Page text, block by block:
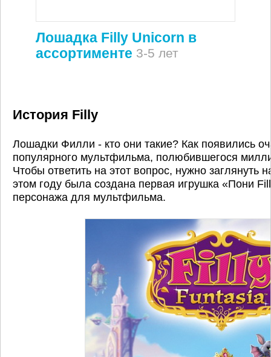
Лошадка Filly Unicorn в
ассортименте 3-5 лет
История Filly
Лошадки Филли - кто они такие? Как появились
популярного мультфильма, полюбившегося
Чтобы ответить на этот вопрос, нужно заглянуть
этом году была создана первая игрушка «Пони
персонажа для мультфильма.